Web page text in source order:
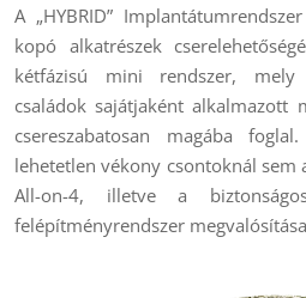
A „HYBRID”
kopó alkatrészek
kétfázisú mini rendszer,
családok sajátjaként alkalmazott
csereszabatosan magába
lehetetlen vékony csontoknál sem
All-on-4, illetve a
felépítményrendszer